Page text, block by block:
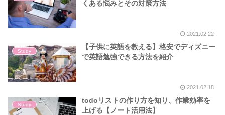
くある悩みとその対策方法
2021.02.22
Study
【子供に英語を教える】格安でディズニー
で英語勉強できる方法を紹介
2021.02.18
Study
todoリストの作り方を知り、作業効率を
上げる【ノート活用法】